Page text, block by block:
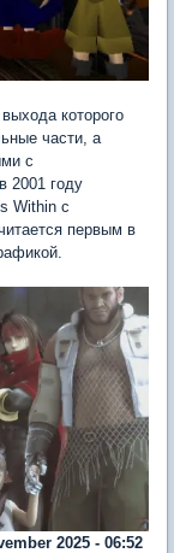
которого
части, а
с
2001 году
Within с
первым в
2025 - 06:52